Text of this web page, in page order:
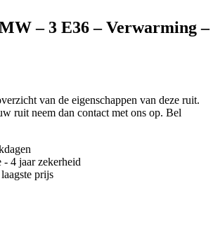
– 3 E36 – Verwarming –
van de eigenschappen van deze ruit.
ruit neem dan contact met ons op. Bel
4 jaar zekerheid
prijs